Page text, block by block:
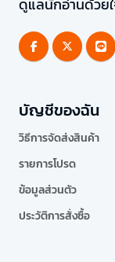
ดูแลนักอ่านด้วย
บัญชีของฉัน
วิธีการจัดส่งสินค้า
รายการโปรด
ข้อมูลส่วนตัว
ประวัติการสั่งซื้อ